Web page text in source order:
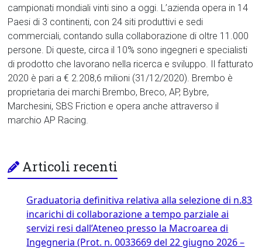
campionati mondiali vinti sino a oggi. L’azienda opera in 14​
Paesi di 3 continenti, con 24 siti produttivi e sedi
commerciali, contando sulla collaborazione di oltre 11.000​
persone. Di queste, circa il 10% sono ingegneri e specialisti
di prodotto che lavorano nella ricerca e sviluppo. Il fatturato
2020 è pari a € 2.208,6 milioni (31/12/2020​).​ Brembo è
proprietaria dei marchi Brembo, Breco, AP, Bybre,
Marchesini, SBS Friction ​e opera anche attraverso il
marchio AP Racing.​
Articoli recenti
Graduatoria definitiva relativa alla selezione di n.83
incarichi di collaborazione a tempo parziale ai
servizi resi dall’Ateneo presso la Macroarea di
Ingegneria (Prot. n. 0033669 del 22 giugno 2026 –